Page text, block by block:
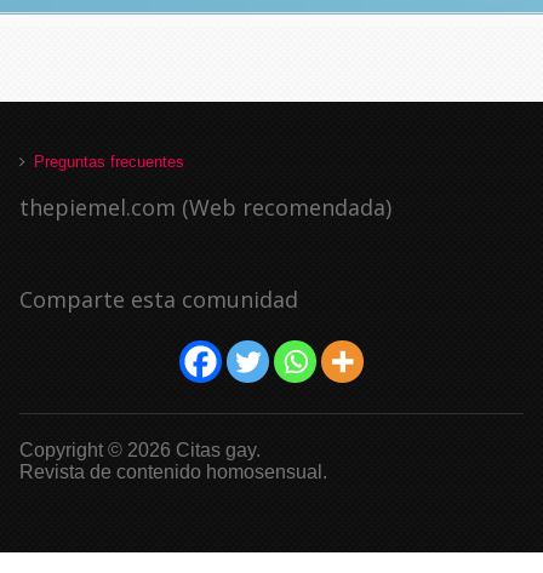
Preguntas frecuentes
thepiemel.com (Web recomendada)
Comparte esta comunidad
Copyright © 2026 Citas gay.
Revista de contenido homosensual.